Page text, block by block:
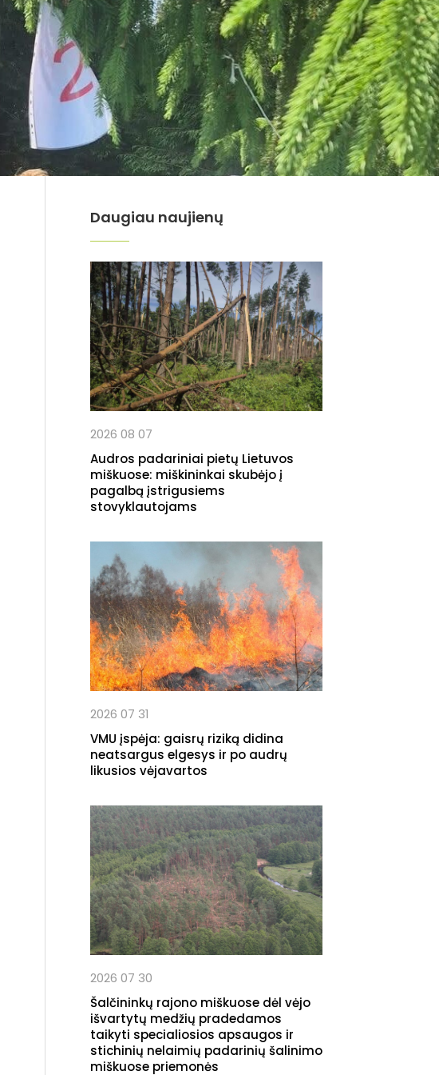
Daugiau naujienų
2026 08 07
Audros padariniai pietų Lietuvos
miškuose: miškininkai skubėjo į
pagalbą įstrigusiems
stovyklautojams
2026 07 31
VMU įspėja: gaisrų riziką didina
neatsargus elgesys ir po audrų
likusios vėjavartos
2026 07 30
Šalčininkų rajono miškuose dėl vėjo
išvartytų medžių pradedamos
taikyti specialiosios apsaugos ir
stichinių nelaimių padarinių šalinimo
miškuose priemonės